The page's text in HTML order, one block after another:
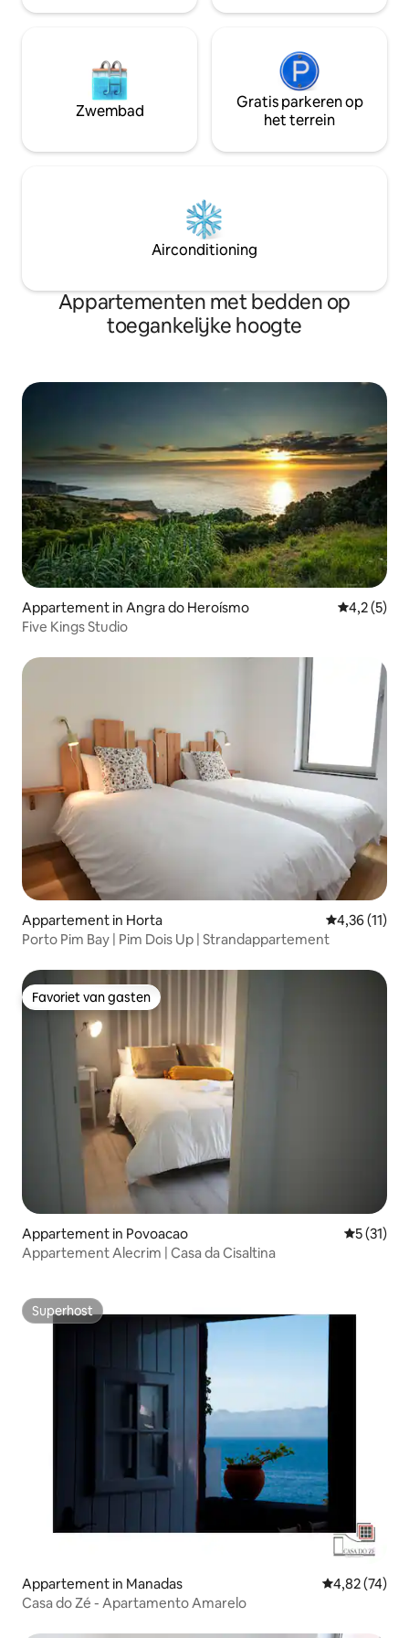
Zwembad
Gratis parkeren op
het terrein
Airconditioning
Appartementen met bedden op
toegankelijke hoogte
Appartement in Angra do Heroísmo
4,2 (5)
Five Kings Studio
Appartement in Horta Gemiddelde
4,36 (11)
Porto Pim Bay | Pim Dois Up | Strandappartement
Favoriet van gasten
Favoriet van gasten
Appartement in Povoacao
5 (31)
Appartement Alecrim | Casa da Cisaltina
Superhost
Superhost
Appartement in Manadas Gemiddelde
4,82 (74)
Casa do Zé - Apartamento Amarelo